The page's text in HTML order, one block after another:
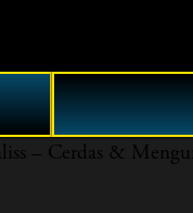
– Cerdas &